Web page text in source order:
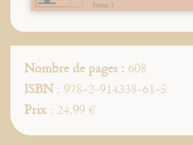
Nombre de pages : 608
ISBN: 978-2-914338-61-5
Prix: 24,99 €